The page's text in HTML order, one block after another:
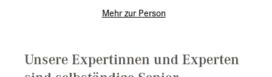
Mehr zur Person
Unsere Expertinnen und Experten